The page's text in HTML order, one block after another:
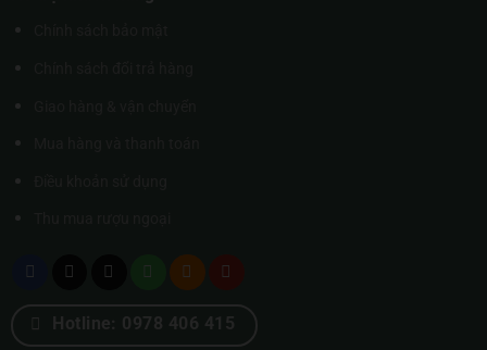
Hotline: 0978 406 415